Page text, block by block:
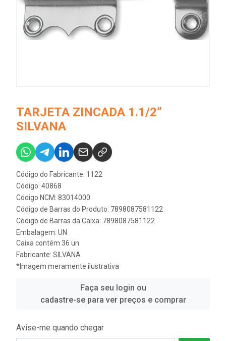
TARJETA ZINCADA 1.1/2”
SILVANA
Código do Fabricante: 1122
Código: 40868
Código NCM: 83014000
Código de Barras do Produto: 7898087581122
Código de Barras da Caixa: 7898087581122
Embalagem: UN
Caixa contém 36 un
Fabricante: SILVANA
*Imagem meramente ilustrativa
Faça seu login ou
cadastre-se para ver preços e comprar
Avise-me quando chegar